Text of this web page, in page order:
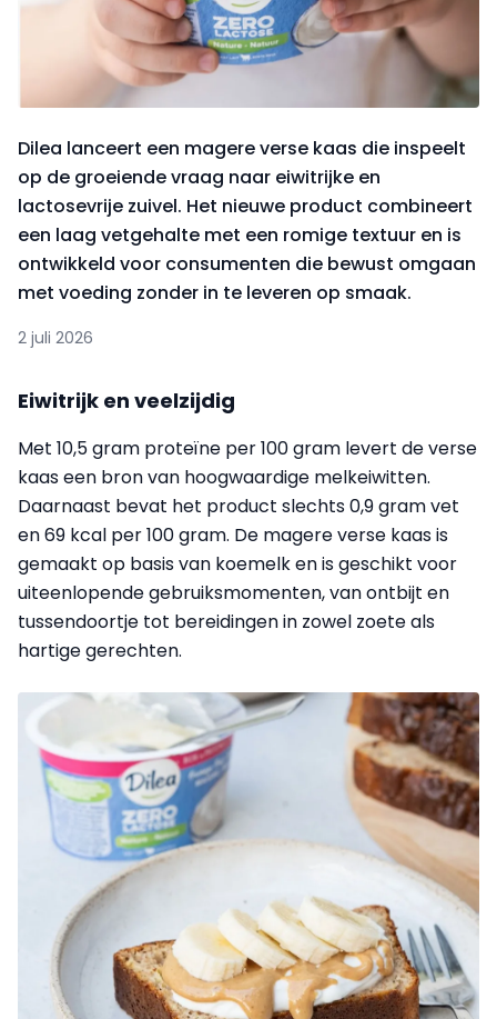
Dilea lanceert een magere verse kaas die inspeelt
op de groeiende vraag naar eiwitrijke en
lactosevrije zuivel. Het nieuwe product combineert
een laag vetgehalte met een romige textuur en is
ontwikkeld voor consumenten die bewust omgaan
met voeding zonder in te leveren op smaak.
2 juli 2026
Eiwitrijk en veelzijdig
Met 10,5 gram proteïne per 100 gram levert de verse
kaas een bron van hoogwaardige melkeiwitten.
Daarnaast bevat het product slechts 0,9 gram vet
en 69 kcal per 100 gram. De magere verse kaas is
gemaakt op basis van koemelk en is geschikt voor
uiteenlopende gebruiksmomenten, van ontbijt en
tussendoortje tot bereidingen in zowel zoete als
hartige gerechten.